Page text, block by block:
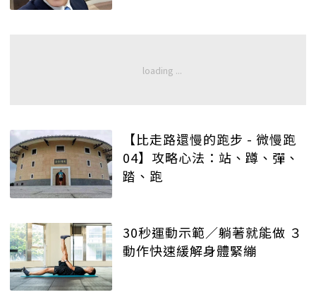
【比走路還慢的跑步 - 微慢跑
04】攻略心法：站、蹲、彈、
踏、跑
30秒運動示範／躺著就能做 ３
動作快速緩解身體緊繃